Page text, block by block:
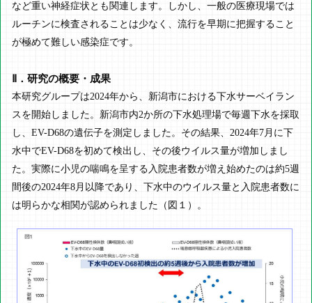
など重い神経症状とも関連します。しかし、一般の医療現場では
ルーチンに検査されることは少なく、流行を早期に把握すること
が極めて難しい感染症です。
Ⅱ．研究の概要・成果
本研究グループは2024年から、新潟市における下水サーベイラン
スを開始しました。新潟市内2か所の下水処理場で毎週下水を採取
し、EV-D68の遺伝子を測定しました。その結果、2024年7月に下
水中でEV-D68を初めて検出し、その後ウイルス量が増加しまし
た。実際に小児の喘鳴を呈する入院患者数が増え始めたのは約5週
間後の2024年8月以降であり、下水中のウイルス量と入院患者数に
は明らかな相関が認められました（図１）。